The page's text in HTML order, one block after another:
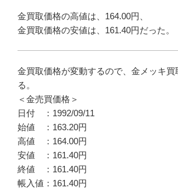
金買取価格の高値は、164.00円、
金買取価格の安値は、161.40円だった。
金買取価格が変動するので、金メッキ買
る。
＜金売買価格＞
日付 ：1992/09/11
始値 ：163.20円
高値 ：164.00円
安値 ：161.40円
終値 ：161.40円
帳入値：161.40円